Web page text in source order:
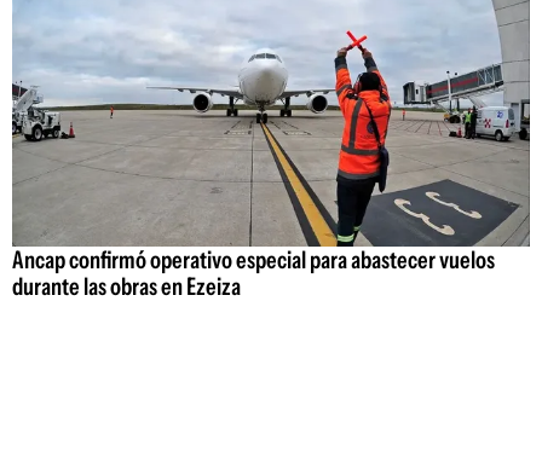
Ancap confirmó operativo especial para abastecer vuelos
durante las obras en Ezeiza